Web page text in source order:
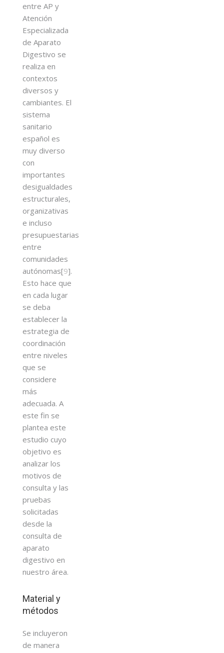
entre AP y
Atención
Especializada
de Aparato
Digestivo se
realiza en
contextos
diversos y
cambiantes. El
sistema
sanitario
español es
muy diverso
con
importantes
desigualdades
estructurales,
organizativas
e incluso
presupuestarias
entre
comunidades
autónomas[9].
Esto hace que
en cada lugar
se deba
establecer la
estrategia de
coordinación
entre niveles
que se
considere
más
adecuada. A
este fin se
plantea este
estudio cuyo
objetivo es
analizar los
motivos de
consulta y las
pruebas
solicitadas
desde la
consulta de
aparato
digestivo en
nuestro área.
Material y
métodos
Se incluyeron
de manera